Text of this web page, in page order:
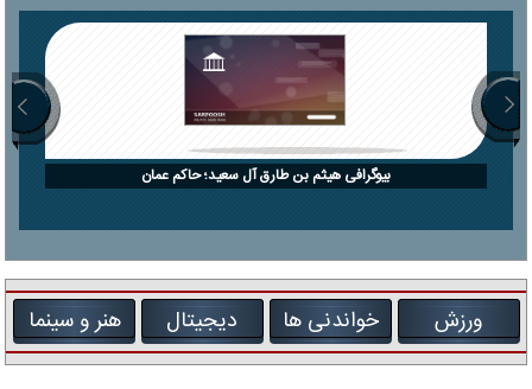
بیوگرافی هیثم بن طارق آل سعید؛ حاکم عمان
ورزش خواندنی ها دیجیتال هنر و سینما